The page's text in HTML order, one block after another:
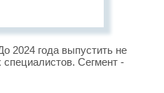
2024 года выпустить не
Сегмент -